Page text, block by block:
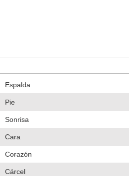
Espalda
Pie
Sonrisa
Cara
Corazón
Cárcel